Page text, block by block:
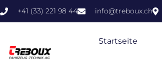
+41 (33) 221 98 44 info@treboux.ch
Startseite